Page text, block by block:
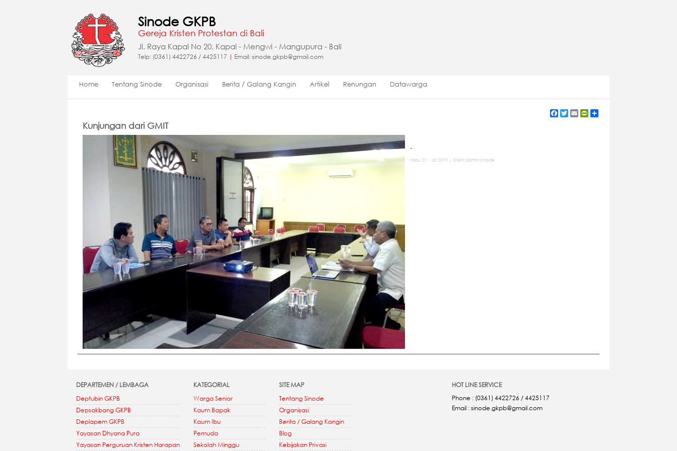
Sinode GKPB
Gereja Kristen Protestan di Bali
Jl. Raya Kapal No 20, Kapal - Mengwi - Mangupura - Bali
Telp: (0361) 4422726 / 4425117 | Email: sinode.gkpb@gmail.com
Home Tentang Sinode Organisasi Berita / Galang Kangin Artikel Renungan Datawarga
Facebook
TwitterEmailPrintFriendly
Share
Kunjungan dari GMIT
-
rabu, 27 Mar 2019 | Oleh: admin sinode
DEPARTEMEN / LEMBAGA
Deptubin GKPB
Depsakbang GKPB
Deplapem GKPB
Yayasan Dhyana Pura
Yayasan Perguruan Kristen Harapan
KATEGORIAL
Warga Senior
Kaum Bapak
Kaum Ibu
Pemuda
Sekolah Minggu
SITE MAP
Tentang Sinode
Organisasi
Berita / Galang Kangin
Blog
Kebijakan Privasi
HOT LINE SERVICE
Phone : (0361) 4422726 / 4425117
Email : sinode.gkpb@gmail.com